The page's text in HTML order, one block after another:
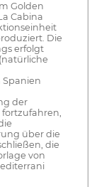
Golden
Cabina
Die
erfolgt
Spanien
der
über die
die
von